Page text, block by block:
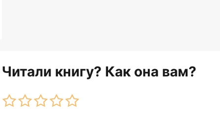
Читали книгу? Как она вам?